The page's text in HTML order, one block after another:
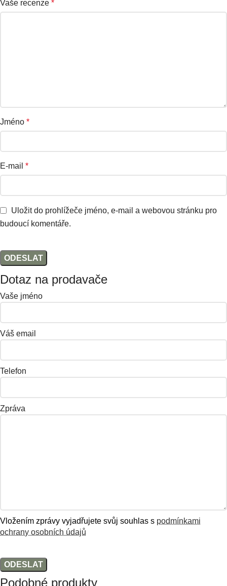
Vaše recenze *
Jméno *
E-mail *
Uložit do prohlížeče jméno, e-mail a webovou stránku pro
budoucí komentáře.
Dotaz na prodavače
Vaše jméno
Váš email
Telefon
Zpráva
Vložením zprávy vyjadřujete svůj souhlas s podmínkami
ochrany osobních údajů
Podobné produkty